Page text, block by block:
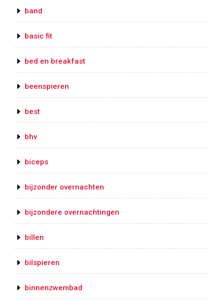
band
basic fit
bed en breakfast
beenspieren
best
bhv
biceps
bijzonder overnachten
bijzondere overnachtingen
billen
bilspieren
binnenzwembad